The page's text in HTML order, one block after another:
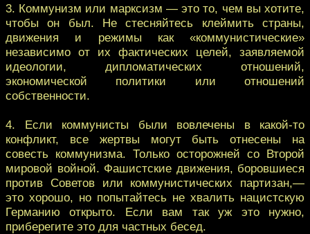
3. Коммунизм или марксизм — это то, чем вы хотите,
чтобы он был. Не стесняйтесь клеймить страны,
движения и режимы как «коммунистические»
независимо от их фактических целей, заявляемой
идеологии, дипломатических отношений,
экономической политики или отношений
собственности.
4. Если коммунисты были вовлечены в какой-то
конфликт, все жертвы могут быть отнесены на
совесть коммунизма. Только осторожней со Второй
мировой войной. Фашистские движения, боровшиеся
против Советов или коммунистических партизан,—
это хорошо, но попытайтесь не хвалить нацистскую
Германию открыто. Если вам так уж это нужно,
приберегите это для частных бесед.